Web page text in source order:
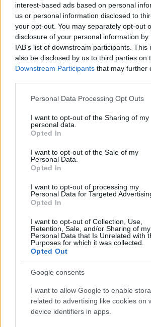
interest-based ads based on personal
us or personal information disclosed to
your opt-out. You may separately opt-out
disclosure of your personal information
IAB’s list of downstream participants.
also be disclosed by us to third parties on
Downstream Participants that may further
Please note that this website/app uses
not limited to your visit or usage
grant or deny consent to Google and its
use your data for below specified
consent section.
Personal Data Processing Opt Outs
I want to opt-out of the Sharing of my
personal data.
Opted In
I want to opt-out of the Sale of my
Personal Data.
Opted In
I want to opt-out of processing my
Personal Data for Targeted
Opted In
I want to opt-out of Collection, Use,
Retention, Sale, and/or Sharing of my
Personal Data that Is Unrelated with
Purposes for which it was collected.
Opted Out
Google consents
I want to allow Google to enable
related to advertising like cookies on
device identifiers in apps.
fundamental. ElArtículo 4
prohíbe el abuso de los animales.
mexicano debe garantizar la
adecuado, la conservación y el
animales, según lo especificado
correspondientes.” Esta
la historia legislativa del país.
Un ejemplo de liderazgo
de la ética en la política. Según
directora de PETA Latino, “si más
los pasos compasivos de la
y trataran el abuso animal como
para la sociedad, el mundo sería
humano.” Este tipo de liderazgo no
los animales, sino que también
precedente para futuras
países.